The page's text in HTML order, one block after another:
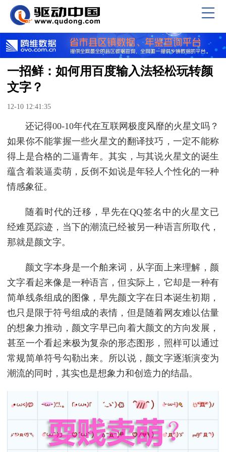
一招鲜：如何用百度输入法轻松玩转颜
文字？
12-10 12:41:35
还记得00-10年代在互联网极度风靡的火星文吗？
如果你不能掌握一些火星文的翻译技巧，一定不能称
得上是合格的二逼青年。其实，与其说火星文的诞生
蕴含着装逼卖萌，反倒不如说是年轻人个性化的一种
情感象征。
随着时代的迁移，早先在QQ签名中的火星文已
经难觅踪迹，当下的潮流已经被另一种语言所取代，
那就是颜文字。
颜文字本身是一个舶来词，从字面上来理解，颜
文字看起来像是一种语言，但实际上，它却是一种有
简单线条组成的图像，早先颜文字在日本诞生初期，
也只是限于符号组成的表情，但是随着网友难以估量
的想象力推动，颜文字早已向着大颜文的方向发展，
甚至一个看起来极为复杂的形态图形，照样可以通过
常规简单符号勾勒出来。所以说，颜文字逐渐演变为
潮流的同时，其实也是想象力和创造力的结晶。